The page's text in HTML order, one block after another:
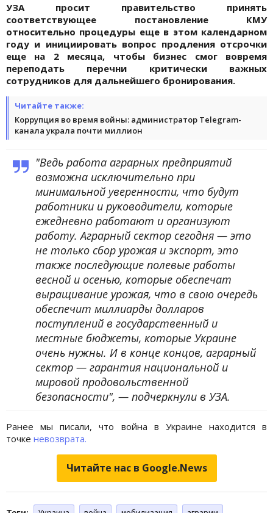
УЗА просит правительство принять
соответствующее постановление КМУ
относительно процедуры еще в этом календарном
году и инициировать вопрос продления отсрочки
еще на 2 месяца, чтобы бизнес смог вовремя
переподать перечни критически важных
сотрудников для дальнейшего бронирования.
Читайте также:
Коррупция во время войны: администратор Telegram-
канала украла почти миллион
"Ведь работа аграрных предприятий
возможна исключительно при
минимальной уверенности, что будут
работники и руководители, которые
ежедневно работают и организуют
работу. Аграрный сектор сегодня — это
не только сбор урожая и экспорт, это
также последующие полевые работы
весной и осенью, которые обеспечат
выращивание урожая, что в свою очередь
обеспечит миллиарды долларов
поступлений в государственный и
местные бюджеты, которые Украине
очень нужны. И в конце концов, аграрный
сектор — гарантия национальной и
мировой продовольственной
безопасности", — подчеркнули в УЗА.
Ранее мы писали, что война в Украине находится в
точке невозврата.
Читайте нас в Google.News